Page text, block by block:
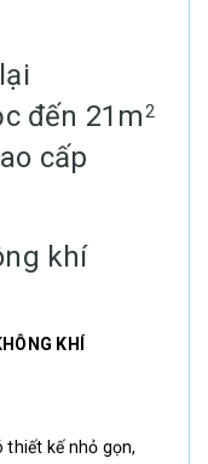
đến 21m2
cấp
khí
KHÍ
thiết kế nhỏ gọn,